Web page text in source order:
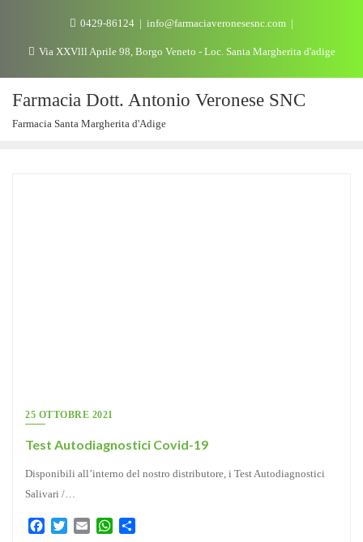
0429-86124 info@farmaciaveronesesnc.com
Via XXVlll Aprile 98, Borgo Veneto - Loc. Santa Margherita d'adige
Farmacia Dott. Antonio Veronese SNC
Farmacia Santa Margherita d'Adige
25 OTTOBRE 2021
Test Autodiagnostici Covid-19
Disponibili all’interno del nostro distributore, i Test Autodiagnostici
Salivari /…
FacebookTwitterEmail WhatsApp